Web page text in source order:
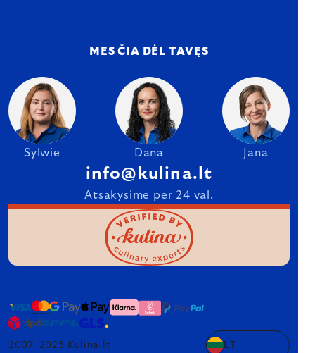
MES ČIA DĖL TAVĘS
Sylwie Dana Jana
info@kulina.lt
Atsakysime per 24 val.
2007–2025 Kulina.lt LT